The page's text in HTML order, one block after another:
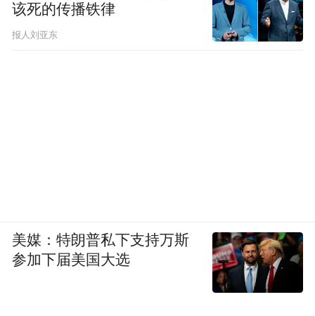
该死的传播铁律
报人刘亚东
美媒：特朗普私下支持万斯
参加下届美国大选